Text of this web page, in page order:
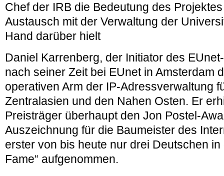
Chef der IRB die Bedeutung des
Austausch mit der Verwaltung der
Hand darüber hielt
Daniel Karrenberg, der Initiator des
nach seiner Zeit bei EUnet in Amsterdam
operativen Arm der IP-Adressverwaltung
Zentralasien und den Nahen Osten. Er
Preisträger überhaupt den Jon Postel-
Auszeichnung für die Baumeister des
erster von bis heute nur drei Deutschen in
Fame“ aufgenommen.